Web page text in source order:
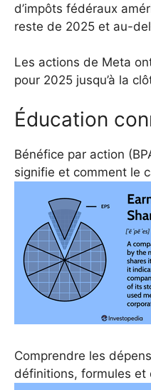
d’impôts fédéraux
reste de 2025 et au-
Les actions de Meta
pour 2025 jusqu’à la
Éducation
Bénéfice par action
signifie et comment le
Comprendre les
définitions, formules et